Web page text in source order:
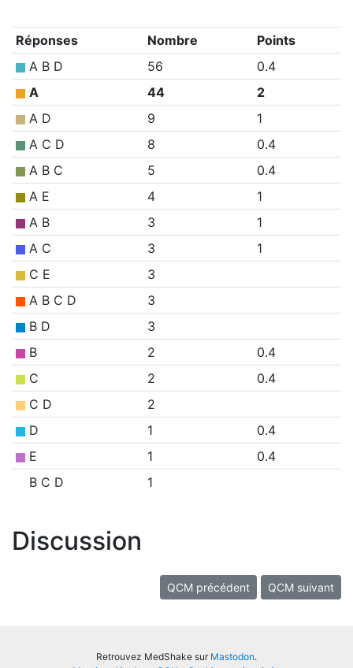
Réponses Nombre
Points
A B D
56
0.4
A
44
2
A D
9
1
A C D
8
0.4
A B C
5
0.4
A E
4
1
A B
3
1
A C
3
1
C E
3
A B C D
3
B D
3
B
2
0.4
C
2
0.4
C D
2
D
1
0.4
E
1
0.4
B C D
1
Discussion
QCM précédent QCM suivant
Retrouvez MedShake sur Mastodon.